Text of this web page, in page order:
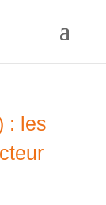
: les